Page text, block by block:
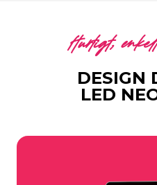
Hurtigt,
DESIGN
LED